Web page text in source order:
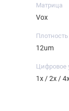
Матрица
Vox
12um
Цифровое
1x / 2x /